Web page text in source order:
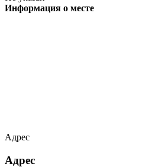
Информация о месте
Адрес
Адрес